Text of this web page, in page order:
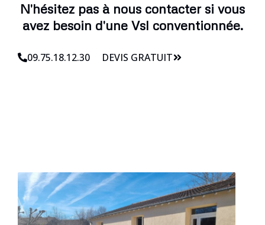
N'hésitez pas à nous contacter si vous
avez besoin d'une Vsl conventionnée.
09.75.18.12.30 DEVIS GRATUIT